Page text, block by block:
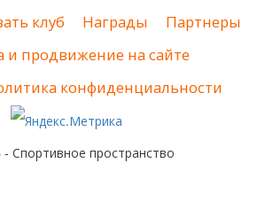
клуб Награды
Партнеры
и продвижение на сайте
конфиденциальности
Спортивное пространство